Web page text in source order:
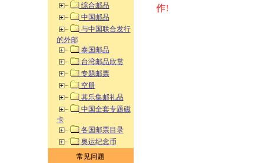
综合邮品
中国邮品
与中国联合发行
的外邮
泰国邮品
台湾邮品欣赏
专题邮票
空册
其乐集邮礼品
中国全套专题磁
卡
各国邮票目录
奥运纪念币
常见问题
作!